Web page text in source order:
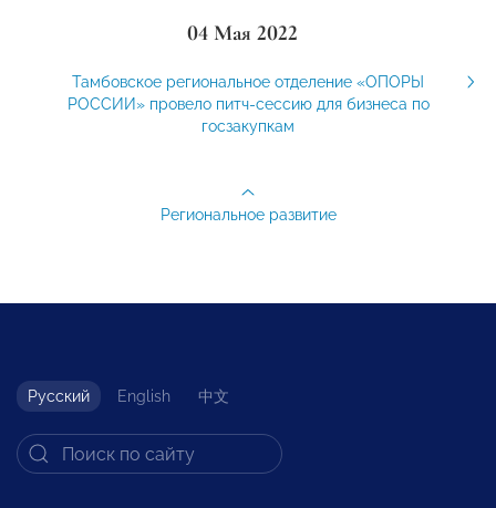
04 Мая 2022
Тамбовское региональное отделение «ОПОРЫ
РОССИИ» провело питч-сессию для бизнеса по
госзакупкам
Региональное развитие
Русский English 中文